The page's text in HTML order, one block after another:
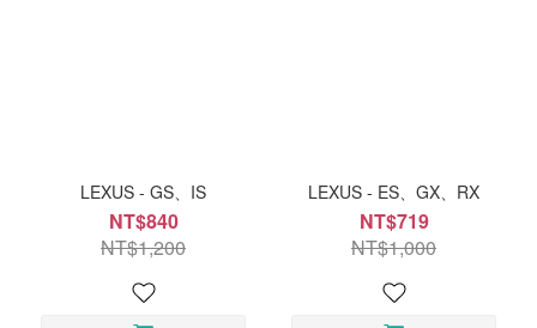
LEXUS - GS、IS
NT$840
NT$1,200
LEXUS - ES、GX、RX
NT$719
NT$1,000